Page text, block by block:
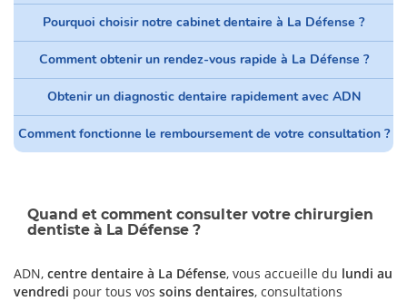
Pourquoi choisir notre cabinet dentaire à La Défense ?
Comment obtenir un rendez-vous rapide à La Défense ?
Obtenir un diagnostic dentaire rapidement avec ADN
Comment fonctionne le remboursement de votre consultation ?
Quand et comment consulter votre chirurgien
dentiste à La Défense ?
ADN, centre dentaire à La Défense, vous accueille du lundi au
vendredi pour tous vos soins dentaires, consultations